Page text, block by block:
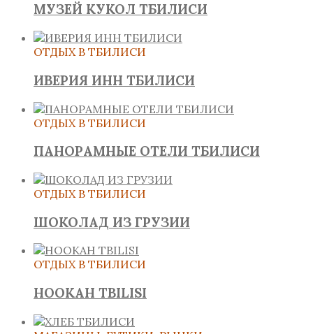
МУЗЕЙ КУКОЛ ТБИЛИСИ
ОТДЫХ В ТБИЛИСИ
ИВЕРИЯ ИНН ТБИЛИСИ
ОТДЫХ В ТБИЛИСИ
ПАНОРАМНЫЕ ОТЕЛИ ТБИЛИСИ
ОТДЫХ В ТБИЛИСИ
ШОКОЛАД ИЗ ГРУЗИИ
ОТДЫХ В ТБИЛИСИ
HOOKAH TBILISI